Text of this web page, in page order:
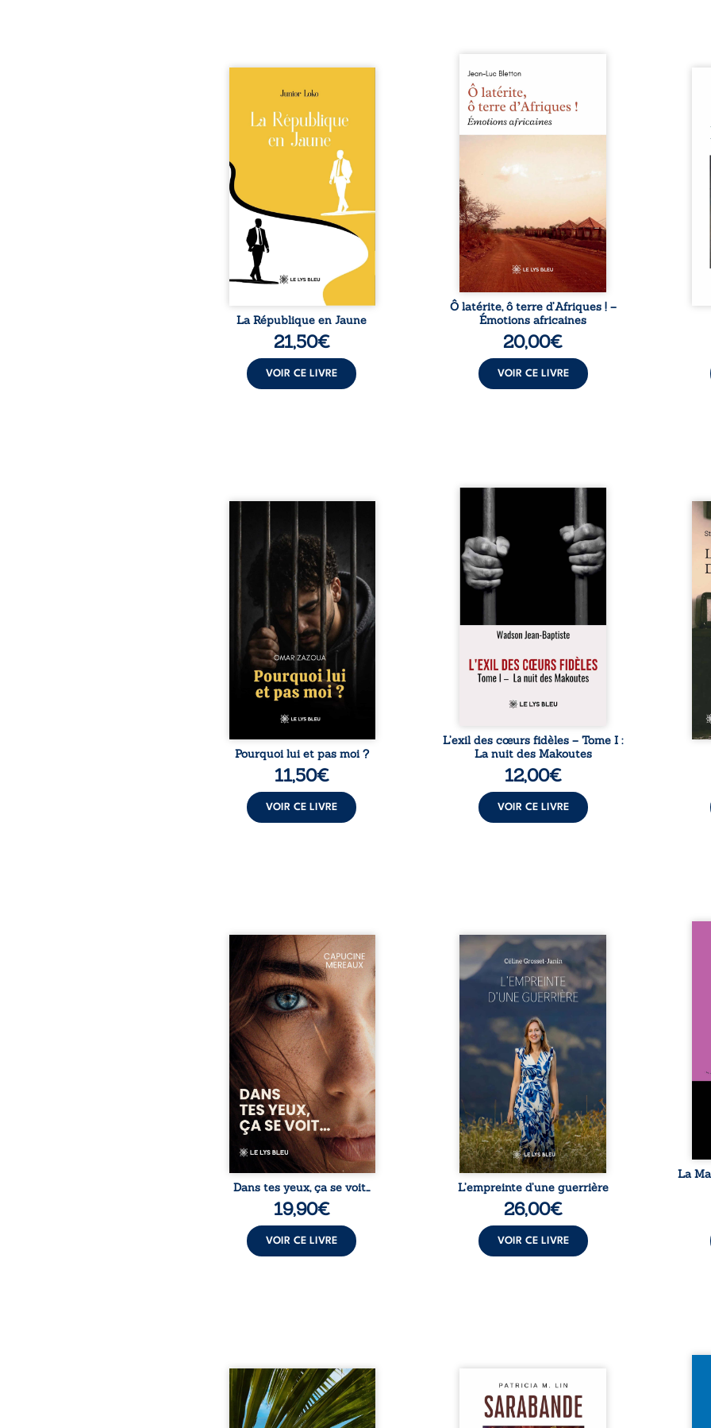
Congo, la naissance de
jumeaux de races différentes
bouleverse l’ordre établi :
Senior est Noir et Junior est
Blanc, bien que nés d’un
couple de Noirs. Très vite,
l’événement attire les médias
internationaux et transforme
le bébé blanc en une figure
emblématique sacrée, investie,
selon certains, d’une mission
salvatrice. Cependant, sous
couvert de ...
La République en Jaune
21,50€
VOIR CE LIVRE
Ô latérite, ô terre d’Afriques !
est un hommage poétique et
authentique aux paysages, aux
rencontres et aux émotions
brutes d’un continent en
reconstruction, entre
souvenirs intimes – la pluie à
Namoungou, le baobab de
Zagtouli – aux portraits
marquants – Thomas Sankara,
Hamadoun Dicko, le Vieux
Biokou – l’auteur partage des
instantanés ...
Ô latérite, ô terre d’Afriques ! –
Émotions africaines
20,00€
VOIR CE LIVRE
par
Pourquoi lui et pas moi ?
raconte le parcours de l’auteur
marqué par les mauvais choix,
la chute et l’épreuve de
l’enfermement. Mais il dévoile
également les espoirs qui lui
ont permis de ne pas renoncer.
Au-delà d’une histoire
personnelle, ce témoignage
interroge le destin, la
responsabilité, la résilience et
la possibilité de se
reconstruire malgré les
obstacles. Un ouvrage ...
Pourquoi lui et pas moi ?
11,50€
VOIR CE LIVRE
« Une nuit suffit parfois pour
briser une famille… mais
certaines fidélités traversent
les années. » Haïti, sous la
dictature des Duvalier. La peur
s’étend jusque dans les
villages les plus reculés. À
Bainet, Jean-Joël Joli mène une
existence paisible avec sa
famille. Chef de section
respecté, il refuse pourtant de
fermer les yeux sur l’injustice.
Mais, dans un ...
L’exil des cœurs fidèles – Tome I :
La nuit des Makoutes
12,00€
VOIR CE LIVRE
Les
la
par-
À seize ans, Violette peine à
trouver sa place dans la
société. Entre timidité,
moqueries et peur du
jugement, elle avance avec le
sentiment d’être différente,
sans comprendre pleinement
ce qui l’habite. Sa rencontre
avec Louise bouleverse ses
certitudes et fait naître en elle
des émotions longtemps
refoulées. Des années plus
tard, alors qu’elle s’apprête à ...
Dans tes yeux, ça se voit…
19,90€
VOIR CE LIVRE
Que reste-t-il de l’enfance
lorsque la maladie impose ses
propres règles ? L’empreinte
d’une guerrière livre, sans
détour, le récit d’un quotidien
bouleversé par la maladie
chronique, l’errance médicale
et de longues hospitalisations.
L’auteure y raconte ce que les
dossiers médicaux taisent : la
peur, l’isolement, l’épuisement
et le sentiment de ne pas ...
L’empreinte d’une guerrière
26,00€
VOIR CE LIVRE
La
La
Au réveil, Pierre, jeune retraité,
découvre qu’il est devenu une
séduisante femme métissée de
Aux chants crépitants de l’été,
Sous le silence ouaté de la
neige en hiver, Au cours de
Et